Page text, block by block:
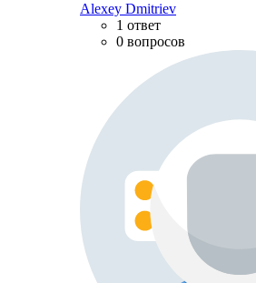
Alexey Dmitriev
1 ответ
0 вопросов